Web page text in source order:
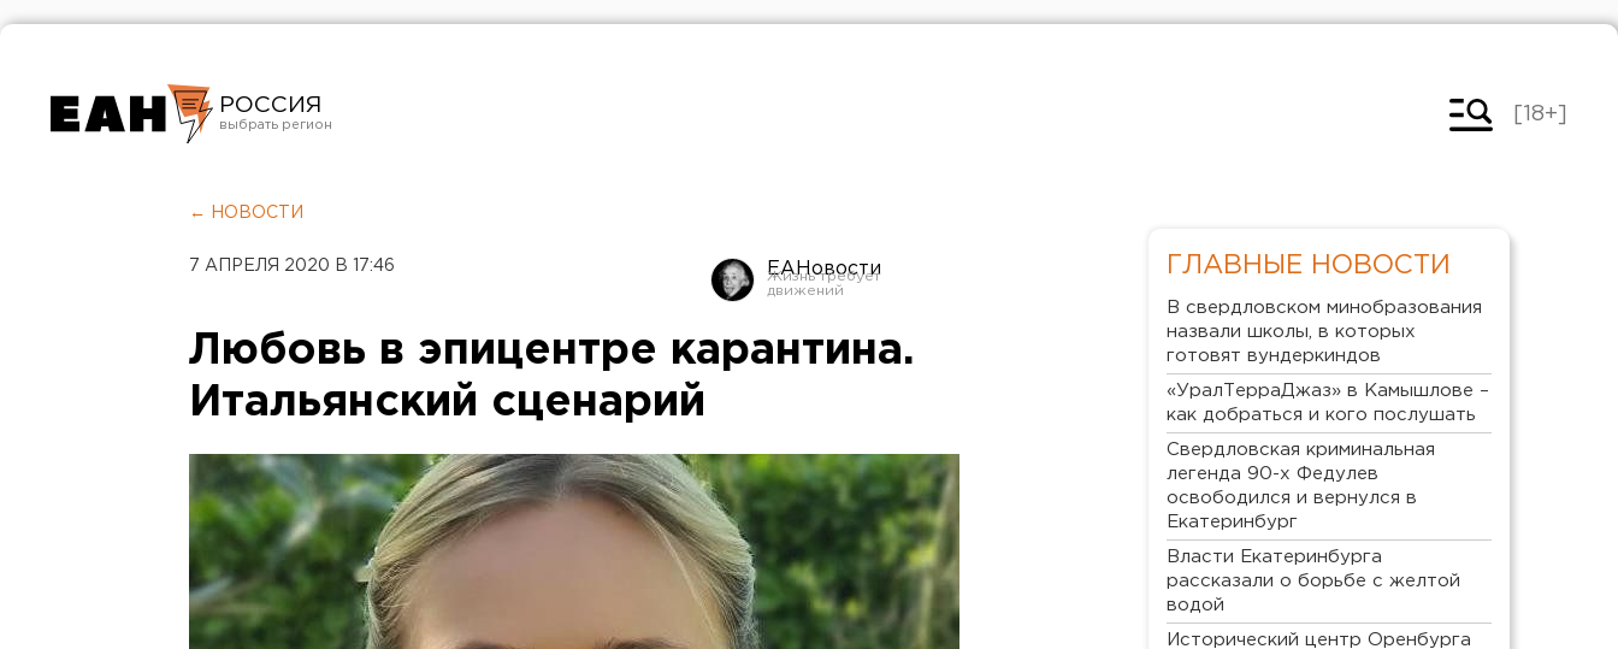
РОССИЯ
Челябинск
[18+]
← НОВОСТИ
7 АПРЕЛЯ 2020 В 17:46 ЕАНовости
Любовь в эпицентре карантина.
Итальянский сценарий
ГЛАВНЫЕ НОВОСТИ
В свердловском минобразования
назвали школы, в которых
готовят вундеркиндов
«УралТерраДжаз» в Камышлове –
как добраться и кого послушать
Свердловская криминальная
легенда 90-х Федулев
освободился и вернулся в
Екатеринбург
Власти Екатеринбурга
рассказали о борьбе с желтой
водой
Исторический центр Оренбурга